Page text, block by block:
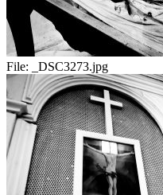
File: _DSC3273.jpg